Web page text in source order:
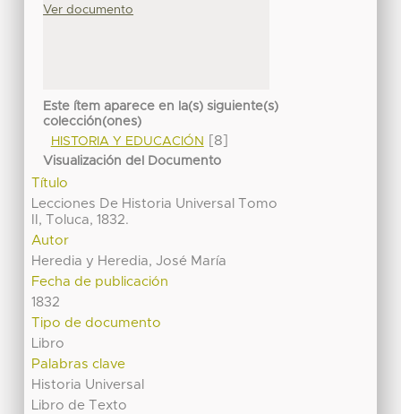
Ver documento
Este ítem aparece en la(s) siguiente(s)
colección(ones)
HISTORIA Y EDUCACIÓN
[8]
Visualización del Documento
Título
Lecciones De Historia Universal Tomo
II, Toluca, 1832.
Autor
Heredia y Heredia, José María
Fecha de publicación
1832
Tipo de documento
Libro
Palabras clave
Historia Universal
Libro de Texto